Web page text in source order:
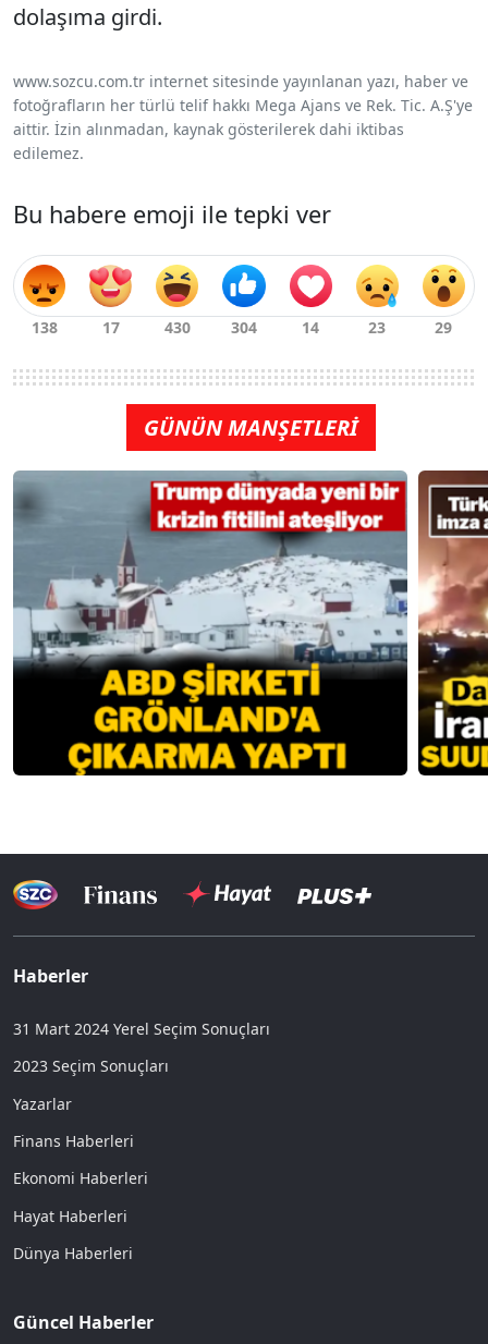
dolaşıma girdi.
www.sozcu.com.tr internet sitesinde yayınlanan yazı, haber ve
fotoğrafların her türlü telif hakkı Mega Ajans ve Rek. Tic. A.Ş'ye
aittir. İzin alınmadan, kaynak gösterilerek dahi iktibas
edilemez.
Bu habere emoji ile tepki ver
GÜNÜN MANŞETLERİ
Haberler
31 Mart 2024 Yerel Seçim Sonuçları
2023 Seçim Sonuçları
Yazarlar
Finans Haberleri
Ekonomi Haberleri
Hayat Haberleri
Dünya Haberleri
Güncel Haberler